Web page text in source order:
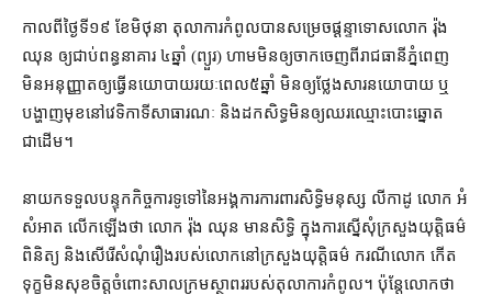
កាលពី​ថ្ងៃទី​១៩ ខែមិថុនា តុលាការ​កំពូល​បានសម្រេច​ផ្ដន្ទាទោស​លោក រ៉ុង
ឈុន ឲ្យ​ជាប់ពន្ធនាគារ ៤​ឆ្នាំ (​ព្យួរ​) ហាម​មិន​ឲ្យ​ចាក​ចេញពី​រាជធានី​ភ្នំពេញ
មិន​អនុញ្ញាត​ឲ្យ​ធ្វើ​នយោបាយ​រយៈពេល​៥​ឆ្នាំ មិន​ឲ្យ​ថ្លែង​សារ​នយោបាយ ឬ​
បង្ហាញមុខ​នៅ​វេទិកា​ទី​សាធារណៈ និង​ដក​សិទ្ធ​មិន​ឲ្យ​ឈរឈ្មោះ​បោះឆ្នោត​
ជាដើម។
នាយក​ទទួលបន្ទុក​កិច្ចការ​ទូទៅ​នៃ​អង្គការ​ការពារ​សិទ្ធិមនុស្ស លីកាដូ លោក អំ
សំអាត លើកឡើង​ថា លោក រ៉ុង ឈុន មាន​សិទ្ធិ ក្នុង​ការ​ស្នើសុំ​ក្រសួងយុត្តិធម៌
ពិនិត្យ និង​សើរើ​សំណុំរឿង​របស់​លោក​នៅ​ក្រសួងយុត្តិធម៌ ករណី​លោក កើត
ទុក្ខ​មិន​សុខចិត្ត​ចំពោះ​សាលក្រម​ស្ថាពរ​របស់​តុលាការ​កំពូល​។ ប៉ុន្តែ​លោក​ថា